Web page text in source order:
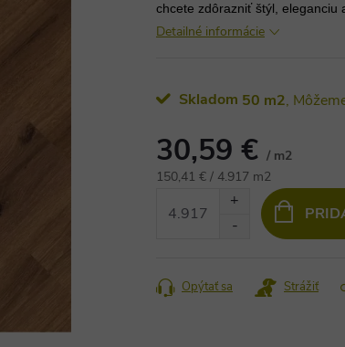
chcete zdôrazniť štýl, eleganciu
Detailné informácie
Skladom 50 m2
30,59 € / m2
Jednotková
150,41 € / 4.917 m2
Opýtať sa Strážiť